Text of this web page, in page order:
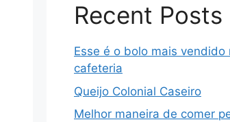
Recent Posts
Esse é o bolo mais vendido
cafeteria
Queijo Colonial Caseiro
Melhor maneira de comer